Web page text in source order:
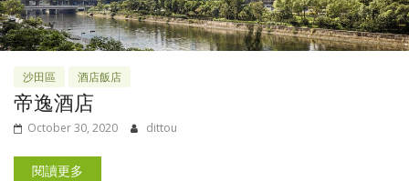
沙田區 酒店飯店
帝逸酒店
October 30, 2020 dittou
閱讀更多